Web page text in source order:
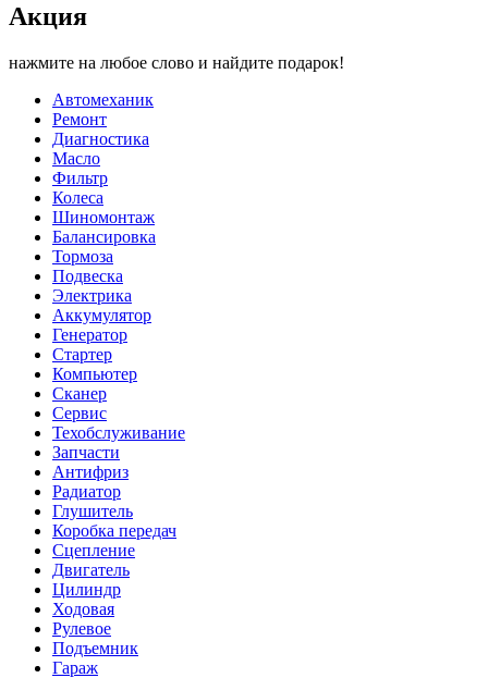
Акция
нажмите на любое слово и найдите подарок!
Автомеханик
Ремонт
Диагностика
Масло
Фильтр
Колеса
Шиномонтаж
Балансировка
Тормоза
Подвеска
Электрика
Аккумулятор
Генератор
Стартер
Компьютер
Сканер
Сервис
Техобслуживание
Запчасти
Антифриз
Радиатор
Глушитель
Коробка передач
Сцепление
Двигатель
Цилиндр
Ходовая
Рулевое
Подъемник
Гараж